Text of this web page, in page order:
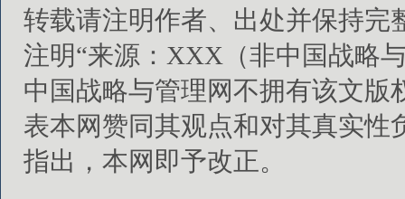
转载请注明作者、出处并保持完
注明“来源：XXX（非中国战略
中国战略与管理网不拥有该文
表本网赞同其观点和对其真实
指出，本网即予改正。